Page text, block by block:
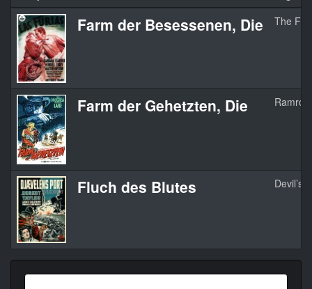
Farm der Besessenen, Die The
Farm der Gehetzten, Die Ramrod
Fluch des Blutes Devil’s